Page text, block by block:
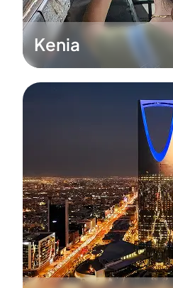
Kenia